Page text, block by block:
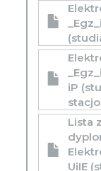
iP
Lista
UiIE